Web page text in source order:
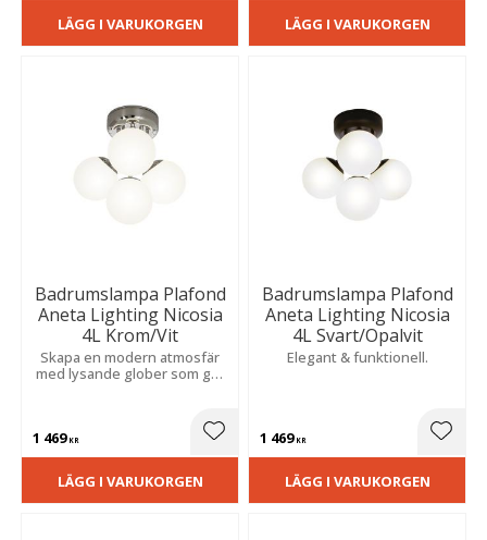
LÄGG I VARUKORGEN LÄGG I VARUKORGEN
Badrumslampa Plafond
Aneta Lighting Nicosia
4L Krom/Vit
Skapa en modern atmosfär
med lysande glober som ger
med hög fuktsäkerhet i
1 469KR Lägg till i favoriter
LÄGG I VARUKORGEN
Badrumslampa Plafond
Aneta Lighting Nicosia
4L Svart/Opalvit
Elegant & funktionell.
1 469KR
LÄGG I VARUKORGEN